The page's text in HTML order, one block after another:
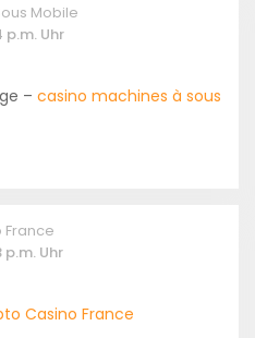
Mobile
p.m. Uhr
– casino machines à sous
France
p.m. Uhr
Casino France